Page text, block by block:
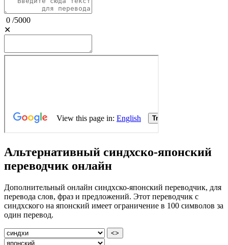
0 /5000
✕
Альтернативный синдхско-японский
переводчик онлайн
Дополнительный онлайн синдхско-японский переводчик, для
перевода слов, фраз и предложений. Этот переводчик с
синдхского на японский имеет ограничение в 100 символов за
один перевод.
<>